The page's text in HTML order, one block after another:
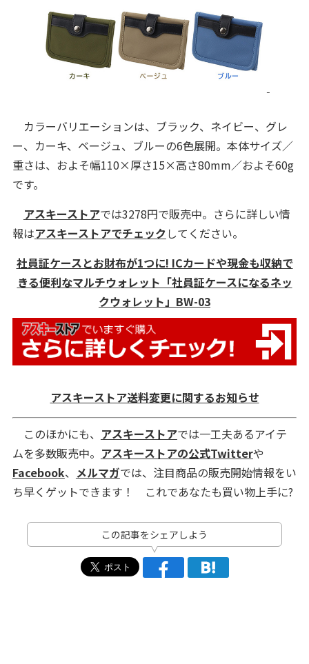
カラーバリエーションは、ブラック、ネイビー、グレ
ー、カーキ、ベージュ、ブルーの6色展開。本体サイズ／
重さは、およそ幅110×厚さ15×高さ80mm／およそ60g
です。
アスキーストアでは3278円で販売中。さらに詳しい情
報はアスキーストアでチェックしてください。
社員証ケースとお財布が1つに! ICカードや現金も収納で
きる便利なマルチウォレット「社員証ケースになるネッ
クウォレット」BW-03
アスキーストア送料変更に関するお知らせ
このほかにも、 アスキーストアでは一工夫あるアイテ
ムを多数販売中。 アスキーストアの公式Twitterや
Facebook、 メルマガでは、注目商品の販売開始情報をい
ち早くゲットできます！ これであなたも買い物上手に?
この記事をシェアしよう